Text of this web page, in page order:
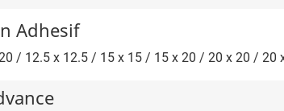
Adhesif
/ 12.5 x 12.5 / 15 x 15 / 15 x 20 / 20 x 20 / 20